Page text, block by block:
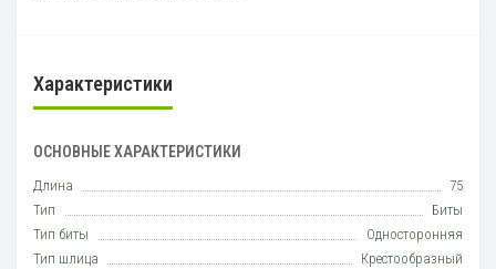
Характеристики
ОСНОВНЫЕ ХАРАКТЕРИСТИКИ
Длина
75
Тип
Биты
Тип биты
Односторонняя
Тип шлица
Крестообразный